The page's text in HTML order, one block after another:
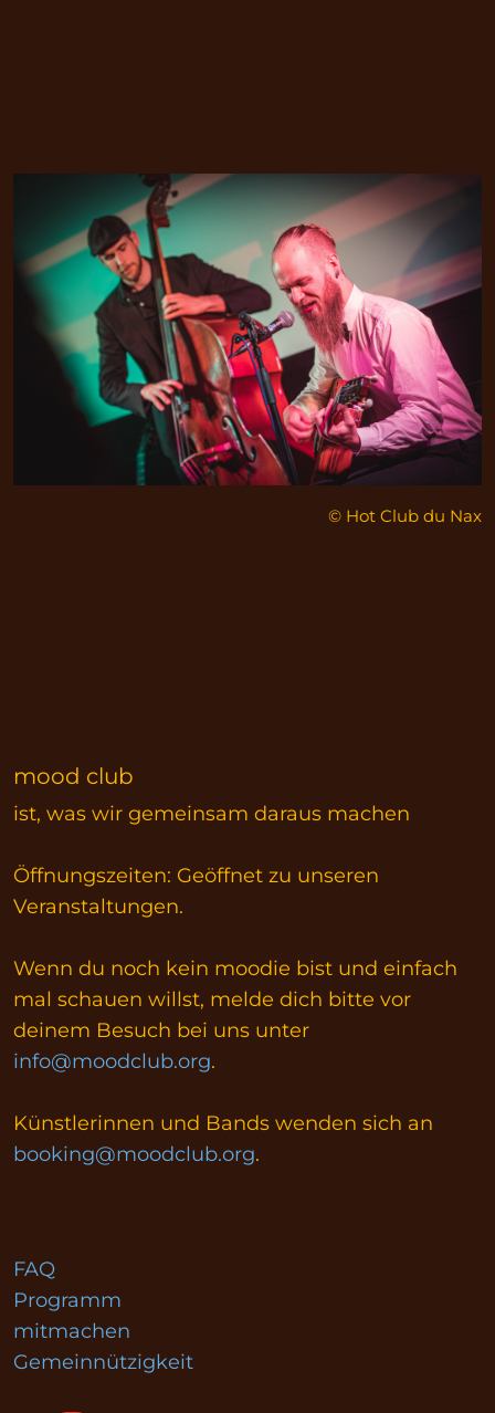
© Hot Club du Nax
mood club
ist, was wir gemeinsam daraus machen
Öffnungszeiten: Geöffnet zu unseren
Veranstaltungen.
Wenn du noch kein moodie bist und einfach
mal schauen willst, melde dich bitte vor
deinem Besuch bei uns unter
info@moodclub.org.
Künstlerinnen und Bands wenden sich an
booking@moodclub.org.
FAQ
Programm
mitmachen
Gemeinnützigkeit